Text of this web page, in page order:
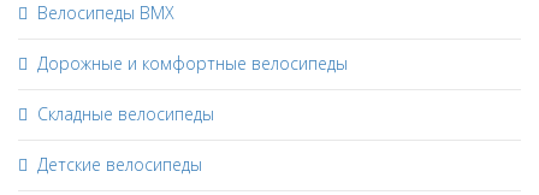
Велосипеды BMX
Дорожные и комфортные велосипеды
Складные велосипеды
Детские велосипеды